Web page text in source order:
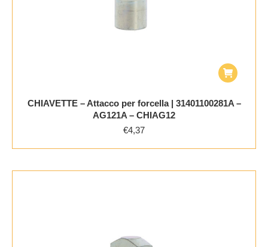
CHIAVETTE – Attacco per forcella | 31401100281A –
AG121A – CHIAG12
€4,37